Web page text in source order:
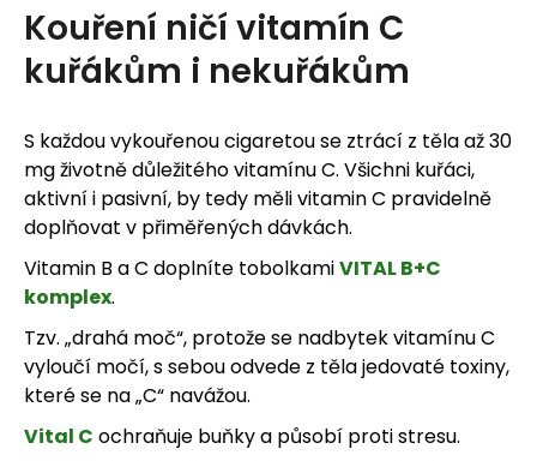
Kouření ničí vitamín C
kuřákům i nekuřákům
S každou vykouřenou cigaretou se ztrácí z těla až 30
mg životně důležitého vitamínu C. Všichni kuřáci,
aktivní i pasivní, by tedy měli vitamin C pravidelně
doplňovat v přiměřených dávkách.
Vitamin B a C doplníte tobolkamiVITAL B+C
komplex.
Tzv. „drahá moč“, protože se nadbytek vitamínu C
vyloučí močí, s sebou odvede z těla jedovaté toxiny,
které se na „C“ navážou.
Vital C ochraňuje buňky a působí proti stresu.